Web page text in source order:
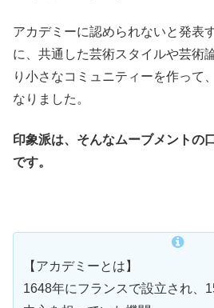
アカデミーに認められないと発表
に、共通した芸術スタイルや芸術
り小さなコミュニティーを作って
なりました。
印象派は、そんなムーブメントの
です。
【アカデミーとは】
1648年にフランスで設立され、